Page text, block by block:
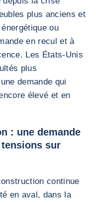
plus anciens et
ou
en recul et à
Les États-Unis
plus
demande qui
élevé et en
: une demande
sur
continue
en aval, dans la